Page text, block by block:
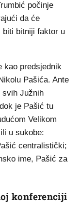
počinje
da će
biti bitniji faktor u
kao predsjednik
Pašića. Ante
svih Južnih
je Pašić tu
Velikom
u sukobe:
centralistički;
ime, Pašić za
konferenciji